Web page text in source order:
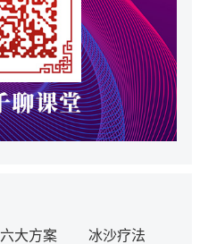
六大方案 冰沙疗法